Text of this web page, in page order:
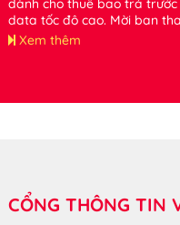
dành cho thuê bao trả
data tốc độ cao. Mời bạn
Xem thêm
CỔNG THÔNG TIN